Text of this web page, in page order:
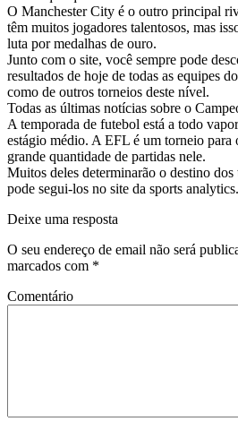
O Manchester City é o outro principal
têm muitos jogadores talentosos, mas
luta por medalhas de ouro.
Junto com o site, você sempre pode
resultados de hoje de todas as equipes
como de outros torneios deste nível.
Todas as últimas notícias sobre o
A temporada de futebol está a todo
estágio médio. A EFL é um torneio para
grande quantidade de partidas nele.
Muitos deles determinarão o destino
pode segui-los no site da sports analytics.
Deixe uma resposta
O seu endereço de email não será
marcados com *
Comentário